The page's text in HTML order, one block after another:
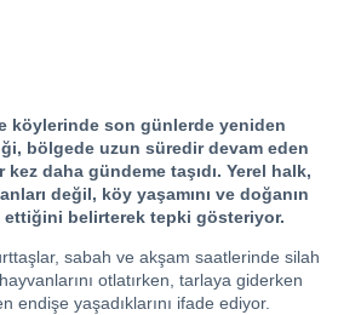
köylerinde son günlerde yeniden
bölgede uzun süredir devam eden
kez daha gündeme taşıdı. Yerel halk,
değil, köy yaşamını ve doğanın
belirterek tepki gösteriyor.
sabah ve akşam saatlerinde silah
otlatırken, tarlaya giderken
endişe yaşadıklarını ifade ediyor.